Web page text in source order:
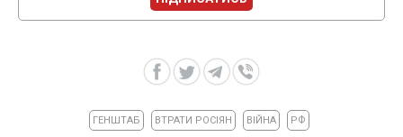
ГЕНШТАБ ВТРАТИ РОСІЯН ВІЙНА РФ